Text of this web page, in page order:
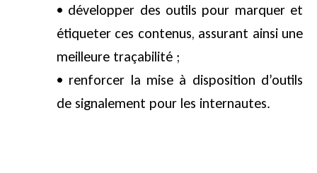
• développer des outils pour marquer et
étiqueter ces contenus, assurant ainsi une
meilleure traçabilité ;
• renforcer la mise à disposition d’outils
de signalement pour les internautes.